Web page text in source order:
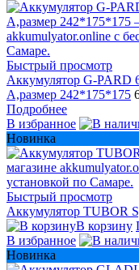
Быстрый просмотр
Аккумулятор G-PARD
А,размер 242*175*175
Подробнее
В избранное
Новинка
Быстрый просмотр
Аккумулятор TUBOR
В корзину
В избранное
Новинка